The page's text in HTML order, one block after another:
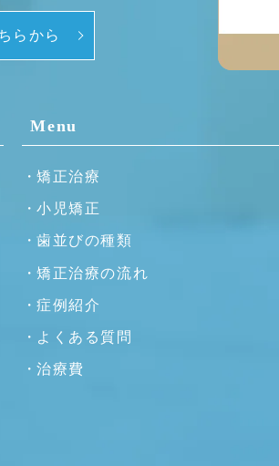
らから
Menu
矯正治療
小児矯正
歯並びの種類
矯正治療の流れ
症例紹介
よくある質問
治療費